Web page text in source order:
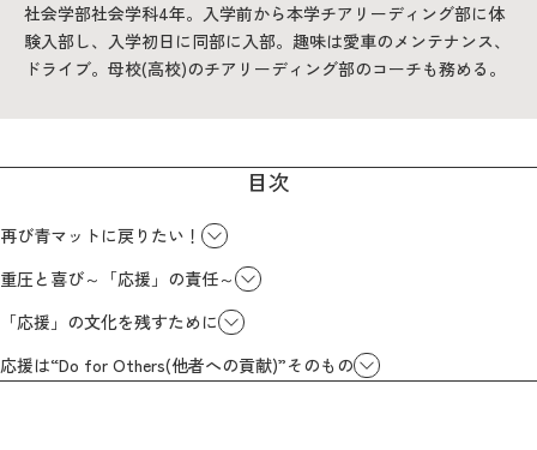
アクセス
キャンパス
入試情報
社会学部社会学科4年。入学前から本学チアリーディング部に体
験入部し、入学初日に同部に入部。趣味は愛車のメンテナンス、
ドライブ。母校(高校)のチアリーディング部のコーチも務める。
目次
再び青マットに戻りたい！
重圧と喜び～「応援」の責任～
「応援」の文化を残すために
応援は“Do for Others(他者への貢献)”そのもの